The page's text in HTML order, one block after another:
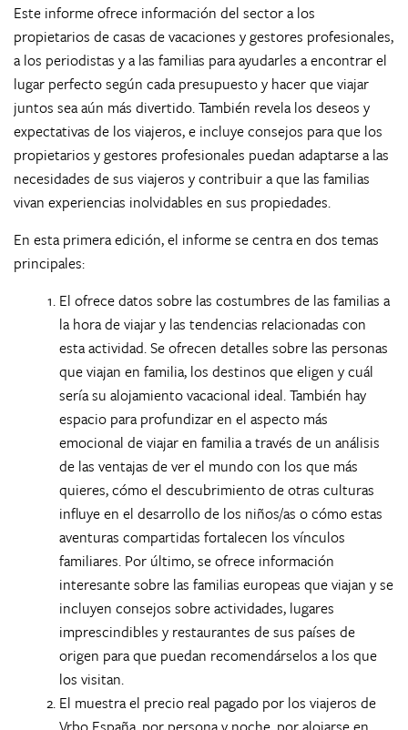
Este informe ofrece información del sector a los
propietarios de casas de vacaciones y gestores profesionales,
a los periodistas y a las familias para ayudarles a encontrar el
lugar perfecto según cada presupuesto y hacer que viajar
juntos sea aún más divertido. También revela los deseos y
expectativas de los viajeros, e incluye consejos para que los
propietarios y gestores profesionales puedan adaptarse a las
necesidades de sus viajeros y contribuir a que las familias
vivan experiencias inolvidables en sus propiedades.
En esta primera edición, el informe se centra en dos temas
principales:
El ofrece datos sobre las costumbres de las familias a
la hora de viajar y las tendencias relacionadas con
esta actividad. Se ofrecen detalles sobre las personas
que viajan en familia, los destinos que eligen y cuál
sería su alojamiento vacacional ideal. También hay
espacio para profundizar en el aspecto más
emocional de viajar en familia a través de un análisis
de las ventajas de ver el mundo con los que más
quieres, cómo el descubrimiento de otras culturas
influye en el desarrollo de los niños/as o cómo estas
aventuras compartidas fortalecen los vínculos
familiares. Por último, se ofrece información
interesante sobre las familias europeas que viajan y se
incluyen consejos sobre actividades, lugares
imprescindibles y restaurantes de sus países de
origen para que puedan recomendárselos a los que
los visitan.
El muestra el precio real pagado por los viajeros de